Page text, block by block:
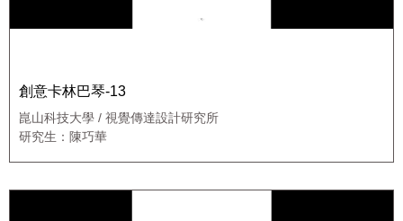
創意卡林巴琴-13
崑山科技大學 / 視覺傳達設計研究所
研究生：陳巧華